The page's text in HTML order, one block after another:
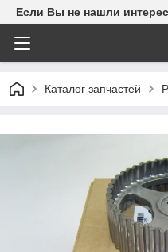
Если Вы не нашли
Каталог запчастей